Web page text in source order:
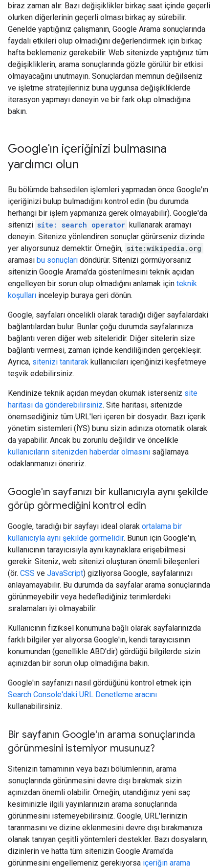
biraz zaman alır. Bazı değişiklikler birkaç saat içinde geçerli
olurken diğerlerinin geçerli olması birkaç ay sürebilir.
Genelde yaptığınız çalışmanın, Google Arama sonuçlarında
faydalı etkileri olup olmadığını değerlendirmek için birkaç
hafta beklemeniz gerekebilir. Web sitenizde yaptığınız tüm
değişikliklerin, arama sonuçlarında gözle görülür bir etkisi
olmayacağını unutmayın. Sonuçlardan memnun değilseniz
ve işletme stratejileriniz buna uygunsa değişikliklerde
iterasyon yapmayı deneyin ve bir fark olup olmadığına
bakın.
Google'ın içeriğinizi bulmasına
yardımcı olun
Bu bölümde bahsedilen işlemleri yapmadan önce Google'ın
içeriğinizi bulup bulmadığını kontrol edin (bu durumda
herhangi bir işlem yapmanıza gerek olmayabilir). Google'da
sitenizi site: search operator kullanarak aramayı
deneyin. Sitenize yönlendiren sonuçlar görürseniz dizinde
yer alıyorsunuz demektir. Örneğin, site:wikipedia.org
araması bu sonuçları döndürür. Sitenizi görmüyorsanız
sitenizin Google Arama'da gösterilmesini teknik açıdan
engelleyen bir sorun olup olmadığını anlamak için teknik
koşulları inceleyip buraya geri dönün.
Google, sayfaları öncelikli olarak taradığı diğer sayfalardaki
bağlantılardan bulur. Bunlar çoğu durumda sayfalarınıza
bağlantı veren diğer web siteleridir. Diğer sitelerin size
bağlantı vermesi, zaman içinde kendiliğinden gerçekleşir.
Ayrıca, sitenizi tanıtarak kullanıcıları içeriğinizi keşfetmeye
teşvik edebilirsiniz.
Kendinize teknik açıdan meydan okumak isterseniz site
haritası da gönderebilirsiniz. Site haritası, sitenizde
önemsediğiniz tüm URL'leri içeren bir dosyadır. Bazı içerik
yönetim sistemleri (İYS) bunu sizin adınıza otomatik olarak
da yapabilir. Ancak bu zorunlu değildir ve öncelikle
kullanıcıların sitenizden haberdar olmasını sağlamaya
odaklanmanızı öneririz.
Google'ın sayfanızı bir kullanıcıyla aynı şekilde
görüp görmediğini kontrol edin
Google, taradığı bir sayfayı ideal olarak ortalama bir
kullanıcıyla aynı şekilde görmelidir. Bunun için Google'ın,
kullanıcının tarayıcısıyla aynı kaynaklara erişebilmesi
gerekir. Siteniz, web sitenizi oluşturan önemli bileşenleri
(ör. CSS ve JavaScript) gizliyorsa Google, sayfalarınızı
anlayamayabilir. Bu durumda da sayfalar arama sonuçlarında
görünmeyebilir veya hedeflediğiniz terimlerdeki
sıralamaları iyi olmayabilir.
Kullanıcının fiziksel konumuna bağlı olarak sayfalarınızda
farklı bilgiler yer alıyorsa Google'ın, kendi tarayıcısının
konumundan (genellikle ABD'dir) gördüğü bilgilerde sizin
açınızdan bir sorun olup olmadığına bakın.
Google'ın sayfanızı nasıl gördüğünü kontrol etmek için
Search Console'daki URL Denetleme aracını
kullanabilirsiniz.
Bir sayfanın Google'ın arama sonuçlarında
görünmesini istemiyor musunuz?
Sitenizin tamamının veya bazı bölümlerinin, arama
sonuçlarında görünmesini devre dışı bırakmak sizin
açınızdan önemli olabilir. Örneğin, utandığınız yeni saç
kesiminizle ilgili yayınlarınızın arama sonuçlarında
görünmesini istemeyebilirsiniz. Google, URL'lerinizin
taranmasını ve dizine eklenmesini devre dışı bırakmanıza
olanak tanıyan çeşitli yöntemleri destekler. Bazı dosyaların,
dizinlerin ve hatta tüm sitenizin Google Arama'da
görünmesini engellemeniz gerekiyorsa içeriğin arama